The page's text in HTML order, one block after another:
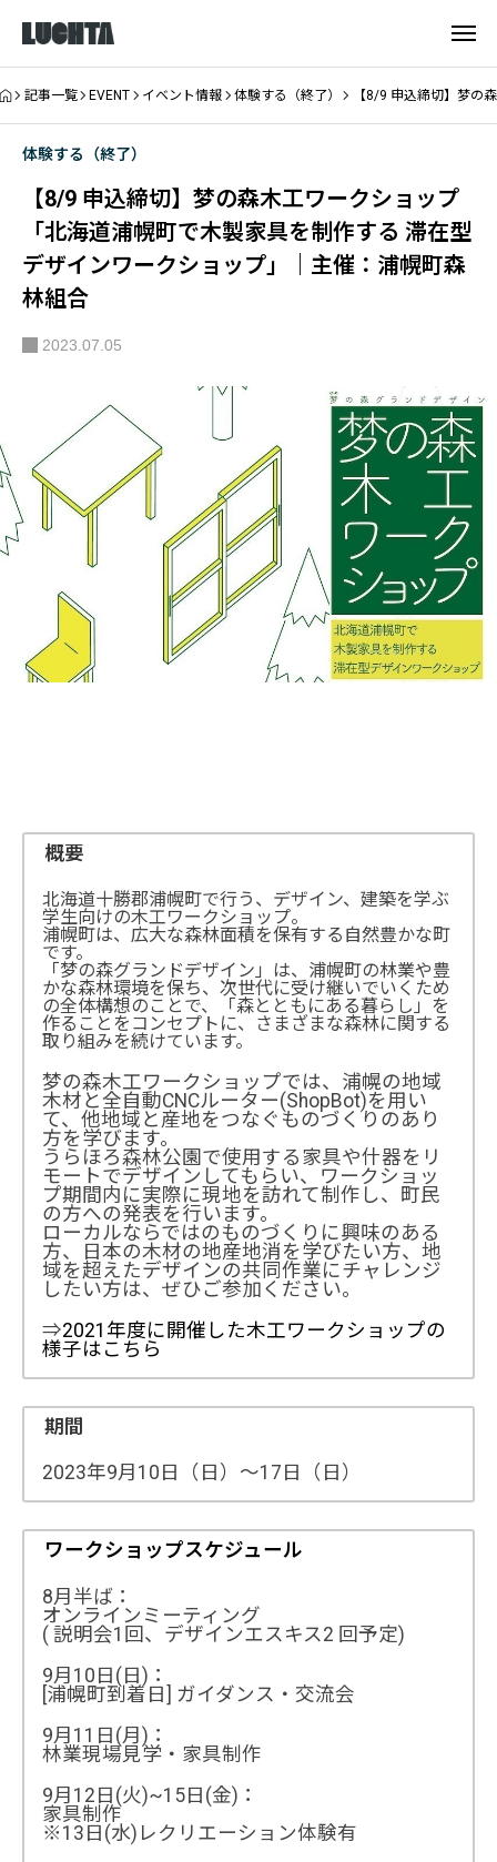
記事一覧 EVENT イベント情報 体験する（終了） 【8/9 申込締切】梦の
体験する（終了）
【8/9 申込締切】梦の森木工ワークショップ
「北海道浦幌町で木製家具を制作する 滞在型
デザインワークショップ」｜主催：浦幌町森
林組合
2023.07.05
概要
北海道十勝郡浦幌町で行う、デザイン、建築を学ぶ
学生向けの木工ワークショップ。
浦幌町は、広大な森林面積を保有する自然豊かな町
です。
「梦の森グランドデザイン」は、浦幌町の林業や豊
かな森林環境を保ち、次世代に受け継いでいくため
の全体構想のことで、「森とともにある暮らし」を
作ることをコンセプトに、さまざまな森林に関する
取り組みを続けています。
梦の森木工ワークショップでは、浦幌の地域
木材と全自動CNCルーター(ShopBot)を用い
て、他地域と産地をつなぐものづくりのあり
方を学びます。
うらほろ森林公園で使用する家具や什器をリ
モートでデザインしてもらい、ワークショッ
プ期間内に実際に現地を訪れて制作し、町民
の方への発表を行います。
ローカルならではのものづくりに興味のある
方、日本の木材の地産地消を学びたい方、地
域を超えたデザインの共同作業にチャレンジ
したい方は、ぜひご参加ください。
⇒2021年度に開催した木工ワークショップの
様子はこちら
期間
2023年9月10日（日）～17日（日）
ワークショップスケジュール
8月半ば：
オンラインミーティング
( 説明会1回、デザインエスキス2 回予定)
9月10日(日)：
[浦幌町到着日] ガイダンス・交流会
9月11日(月)：
林業現場見学・家具制作
9月12日(火)~15日(金)：
家具制作
※13日(水)レクリエーション体験有